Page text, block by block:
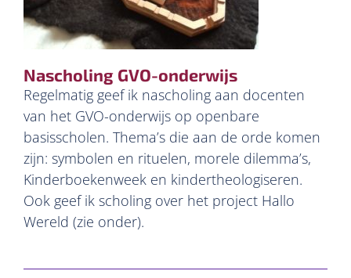
Nascholing GVO-onderwijs
Regelmatig geef ik nascholing aan docenten
van het GVO-onderwijs op openbare
basisscholen. Thema’s die aan de orde komen
zijn: symbolen en rituelen, morele dilemma’s,
Kinderboekenweek en kindertheologiseren.
Ook geef ik scholing over het project Hallo
Wereld (zie onder).